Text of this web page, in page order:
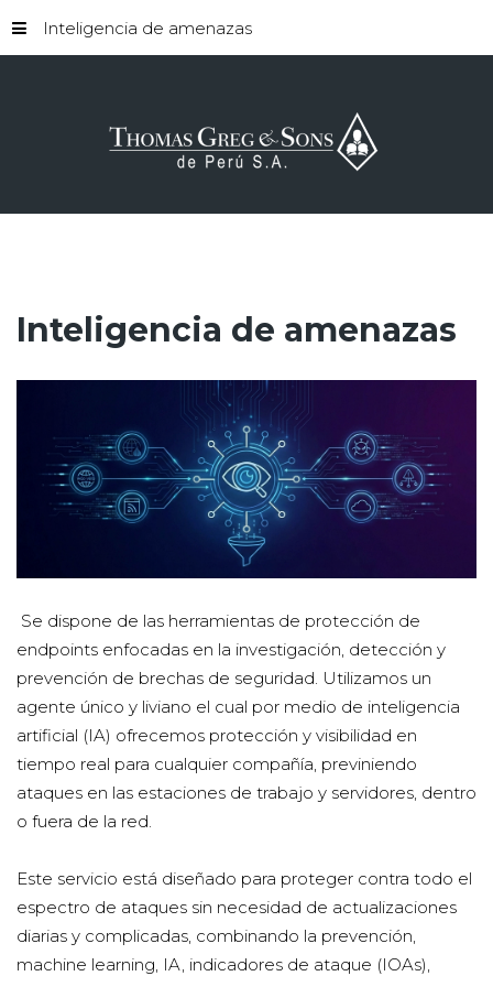
Inteligencia de amenazas
Inteligencia de amenazas
Se dispone de las herramientas de protección de
endpoints enfocadas en la investigación, detección y
prevención de brechas de seguridad. Utilizamos un
agente único y liviano el cual por medio de inteligencia
artificial (IA) ofrecemos protección y visibilidad en
tiempo real para cualquier compañía, previniendo
ataques en las estaciones de trabajo y servidores, dentro
o fuera de la red.
Este servicio está diseñado para proteger contra todo el
espectro de ataques sin necesidad de actualizaciones
diarias y complicadas, combinando la prevención,
machine learning, IA, indicadores de ataque (IOAs),